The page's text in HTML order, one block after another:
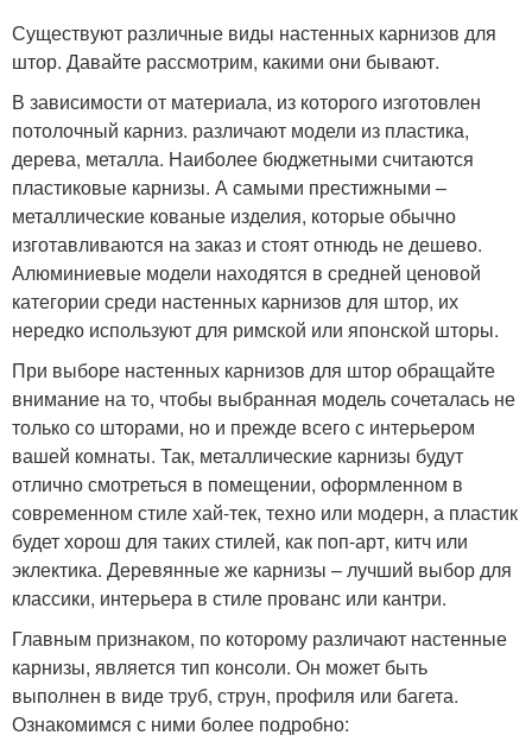
Существуют различные виды настенных карнизов для
штор. Давайте рассмотрим, какими они бывают.
В зависимости от материала, из которого изготовлен
потолочный карниз. различают модели из пластика,
дерева, металла. Наиболее бюджетными считаются
пластиковые карнизы. А самыми престижными –
металлические кованые изделия, которые обычно
изготавливаются на заказ и стоят отнюдь не дешево.
Алюминиевые модели находятся в средней ценовой
категории среди настенных карнизов для штор, их
нередко используют для римской или японской шторы.
При выборе настенных карнизов для штор обращайте
внимание на то, чтобы выбранная модель сочеталась не
только со шторами, но и прежде всего с интерьером
вашей комнаты. Так, металлические карнизы будут
отлично смотреться в помещении, оформленном в
современном стиле хай-тек, техно или модерн, а пластик
будет хорош для таких стилей, как поп-арт, китч или
эклектика. Деревянные же карнизы – лучший выбор для
классики, интерьера в стиле прованс или кантри.
Главным признаком, по которому различают настенные
карнизы, является тип консоли. Он может быть
выполнен в виде труб, струн, профиля или багета.
Ознакомимся с ними более подробно: